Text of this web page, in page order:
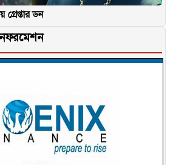
গ্রেপ্তার ডন